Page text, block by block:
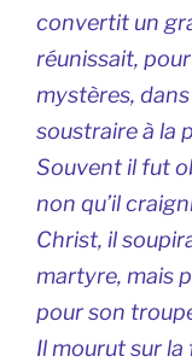
convertit un
réunissait,
mystères,
soustraire à la
Souvent il fut
non qu’il
Christ, il
martyre, mais
pour son
Il mourut sur la